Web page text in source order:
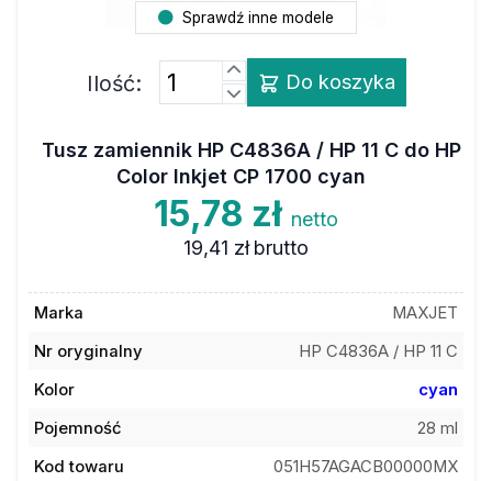
Sprawdź inne modele
Ilość: Do koszyka
Tusz zamiennik HP C4836A / HP 11 C do HP
Color Inkjet CP 1700 cyan
15,78 zł netto
19,41 zł brutto
Marka
MAXJET
Nr oryginalny
HP C4836A / HP 11 C
Kolor
cyan
Pojemność
28 ml
Kod towaru
051H57AGACB00000MX